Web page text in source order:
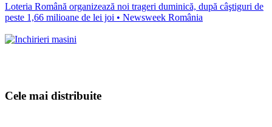
Loteria Română organizează noi trageri duminică, după câştiguri de
peste 1,66 milioane de lei joi • Newsweek România
Cele mai distribuite